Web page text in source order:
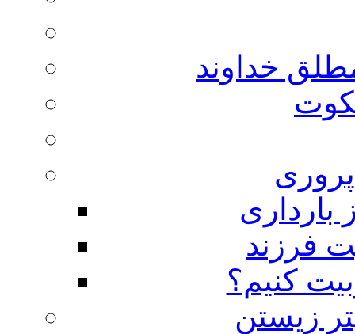
خداوند
بارداری
فرزند
کنیم؟
زیستن